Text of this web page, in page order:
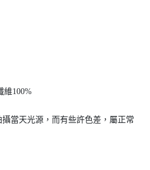
維100%
當天光源，而有些許色差，屬正常